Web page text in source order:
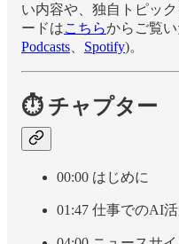
い内容や、独自トピッ
ードはこちらからご覧
Podcasts
Spotify)。
⏱ チャプター
00:00 はじめに
01:47 仕事でのAI活